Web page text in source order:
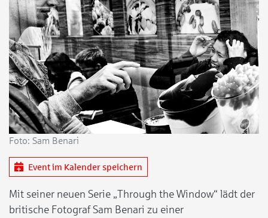
Foto: Sam Benari
Event im Kalender speichern
Mit seiner neuen Serie „Through the Window“ lädt der
britische Fotograf Sam Benari zu einer